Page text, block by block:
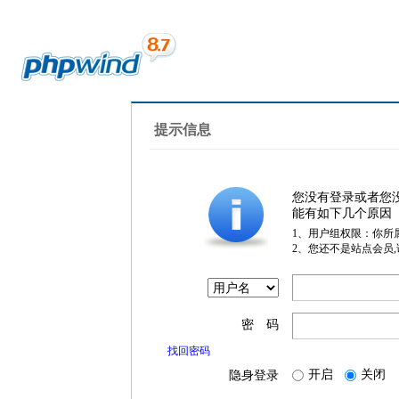
提示信息
您没有登录或者您
能有如下几个原因
1、用户组权限：你所
2、您还不是站点会员
密 码
找回密码
隐身登录 开启 关闭